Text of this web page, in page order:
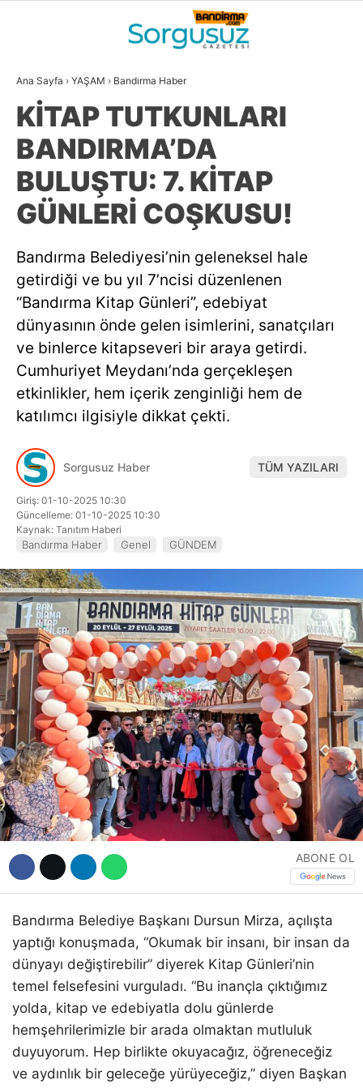
WhatsApp İhbar
Hattı
Facebook
20.4
BALIKESIR
GALERİ VİDEO YAZARLAR
SİYASET
SPOR
MAGAZİN
EĞİTİM
Ana Sayfa › YAŞAM › Bandırma Haber
KİTAP TUTKUNLARI
BANDIRMA’DA
BULUŞTU: 7. KİTAP
GÜNLERİ COŞKUSU!
Bandırma Belediyesi’nin geleneksel hale
getirdiği ve bu yıl 7’ncisi düzenlenen
“Bandırma Kitap Günleri”, edebiyat
dünyasının önde gelen isimlerini, sanatçıları
ve binlerce kitapseveri bir araya getirdi.
Cumhuriyet Meydanı’nda gerçekleşen
etkinlikler, hem içerik zenginliği hem de
katılımcı ilgisiyle dikkat çekti.
Sorgusuz Haber TÜM YAZILARI
Giriş: 01-10-2025 10:30
Güncelleme: 01-10-2025 10:30
Kaynak: Tanıtım Haberi
Bandırma Haber Genel GÜNDEM
ABONE OL
Bandırma Belediye Başkanı Dursun Mirza, açılışta
yaptığı konuşmada, “Okumak bir insanı, bir insan da
dünyayı değiştirebilir” diyerek Kitap Günleri’nin
temel felsefesini vurguladı. “Bu inançla çıktığımız
yolda, kitap ve edebiyatla dolu günlerde
hemşehrilerimizle bir arada olmaktan mutluluk
duyuyorum. Hep birlikte okuyacağız, öğreneceğiz
ve aydınlık bir geleceğe yürüyeceğiz,” diyen Başkan